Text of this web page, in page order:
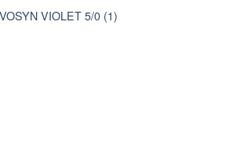
VIOLET 5/0 (1)